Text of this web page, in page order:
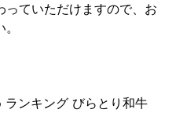
ていただけますので、お
ンキング びらとり和牛